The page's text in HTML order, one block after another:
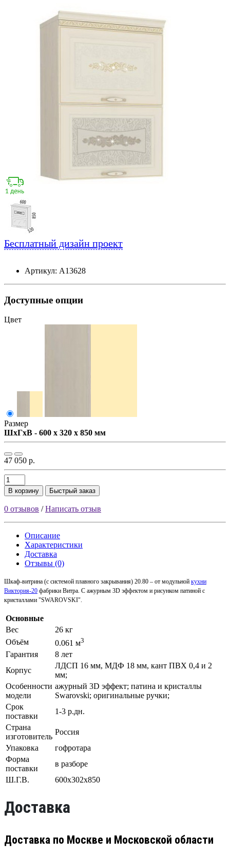
Бесплатный дизайн проект
Артикул: А13628
Доступные опции
Цвет
Размер
ШxГxВ - 600 x 320 x 850 мм
47 050 р.
В корзину Быстрый заказ
0 отзывов /Написать отзыв
Описание
Характеристики
Доставка
Отзывы (0)
Шкаф-витрина (с системой плавного закрывания) 20.80 – от модульной кухни
Виктория-20 фабрики Витра. С ажурным 3D эффектом и рисунком патиной с
кристаллами "SWAROVSKI".
Основные
Вес
26 кг
Объём
0.061 м3
Гарантия
8 лет
Корпус
ЛДСП 16 мм, МДФ 18 мм, кант ПВХ 0,4 и 2
мм;
Особенности
модели
ажурный 3D эффект; патина и кристаллы
Swarovski; оригинальные ручки;
Срок
поставки
1-3 р.дн.
Страна
изготовитель
Россия
Упаковка
гофротара
Форма
поставки
в разборе
Ш.Г.В.
600х302х850
Доставка
Доставка по Москве и Московской области